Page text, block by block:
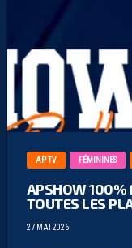
AP TV FÉMININES
APSHOW 100%
TOUTES LES
27 MAI 2026